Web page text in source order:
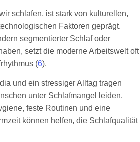
schlafen, ist stark von kulturellen,
Faktoren geprägt.
segmentierter Schlaf oder
setzt die moderne Arbeitswelt oft
(6).
und ein stressiger Alltag tragen
unter Schlafmangel leiden.
feste Routinen und eine
können helfen, die Schlafqualität